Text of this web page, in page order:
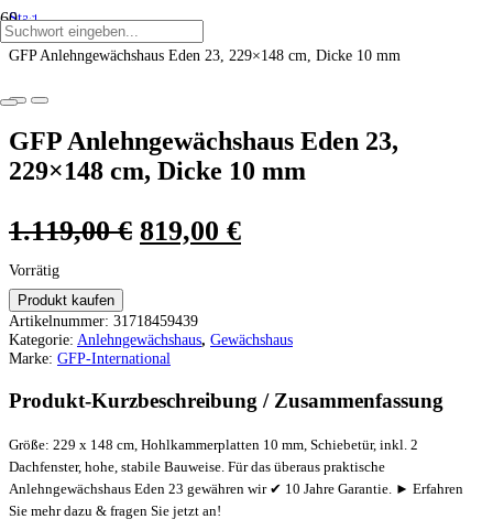
Start
/
GFP Anlehngewächshaus Eden 23, 229×148 cm, Dicke 10 mm
GFP Anlehngewächshaus Eden 23,
229×148 cm, Dicke 10 mm
1.119,00€ Ursprünglicher
1.119,00 €
819,00 €Aktueller
819,00 €.
Vorrätig
Produkt kaufen
Artikelnummer: 31718459439
Kategorie: Anlehngewächshaus, Gewächshaus
Marke: GFP-International
Produkt-Kurzbeschreibung / Zusammenfassung
Größe: 229 x 148 cm, Hohlkammerplatten 10 mm, Schiebetür, inkl. 2
Dachfenster, hohe, stabile Bauweise. Für das überaus praktische
Anlehngewächshaus Eden 23 gewähren wir ✔ 10 Jahre Garantie. ► Erfahren
Sie mehr dazu & fragen Sie jetzt an!
ANGEBOT!
ANGEBOT!
ANGEBOT!
ANGEBOT!
ANGEBOT!
ANGEBOT!